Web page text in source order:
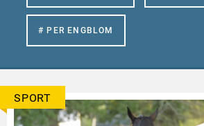
# PER ENGBLOM
SPORT